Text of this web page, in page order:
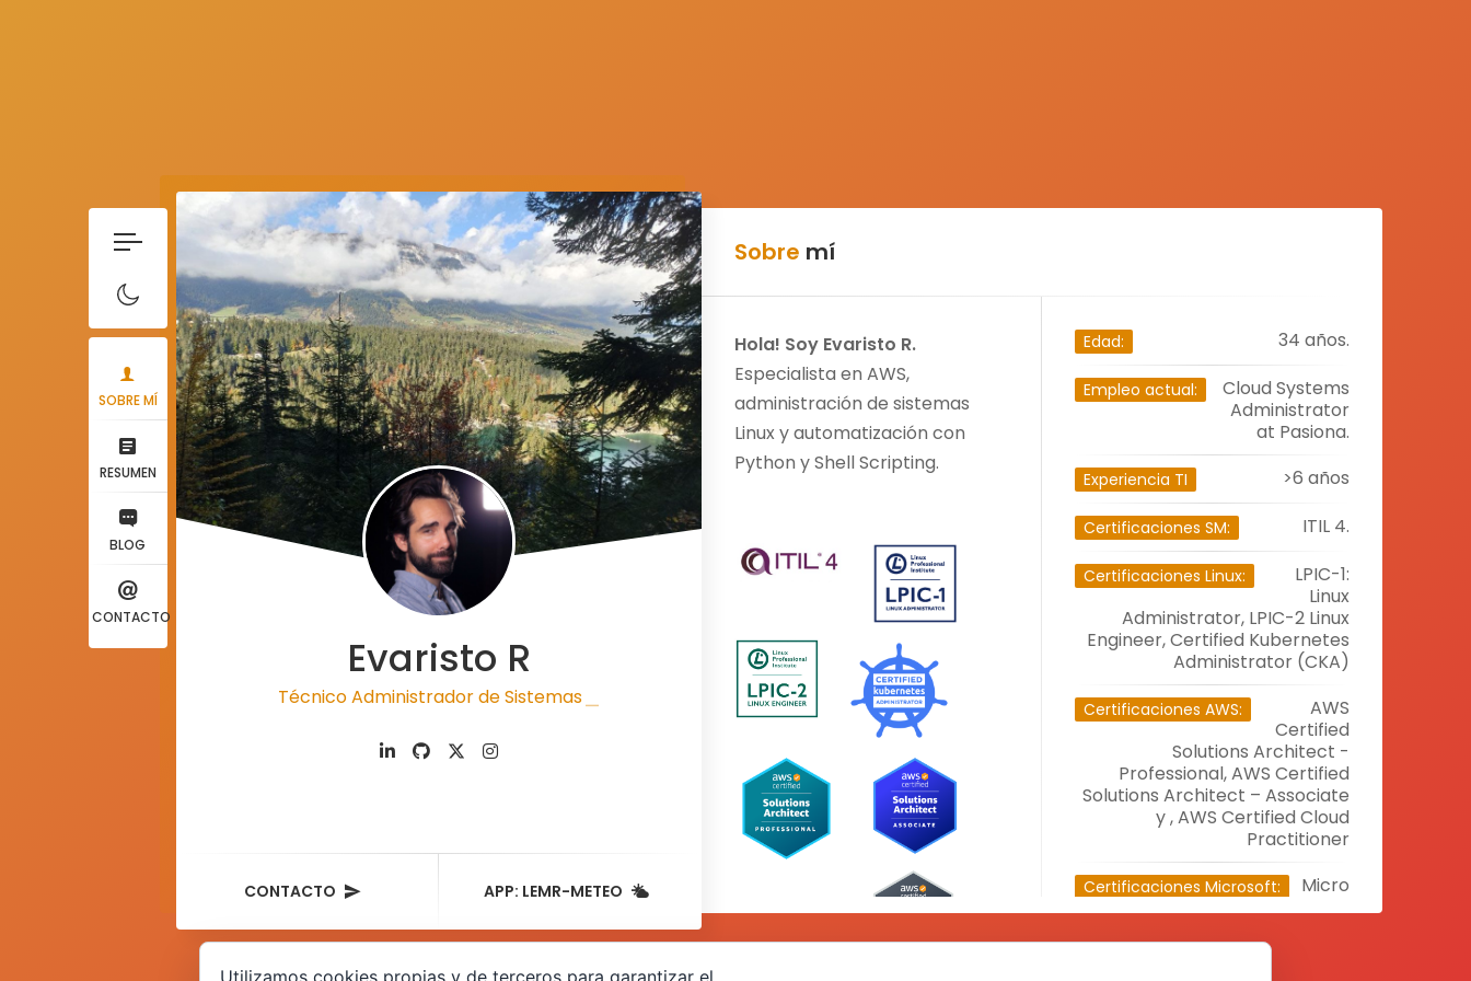
SOBRE MÍ
RESUMEN
BLOG
CONTACTO
Evaristo R
Técnico Administrador de Sistemas |
CONTACTO APP: LEMR-METEO
Sobre mí
Hola! Soy Evaristo R.
Especialista en AWS,
administración de sistemas
Linux y automatización con
Python y Shell Scripting.
Edad: 34 años.
Empleo actual:
Cloud Systems
Administrator
at Pasiona.
Experiencia TI >6 años
Certificaciones SM: ITIL 4.
Certificaciones Linux:
LPIC-1:
Linux
Administrator, LPIC-2 Linux
Engineer, Certified Kubernetes
Administrator (CKA)
Certificaciones AWS:
AWS
Certified
Solutions Architect -
Professional, AWS Certified
Solutions Architect – Associate
y , AWS Certified Cloud
Practitioner
Certificaciones Microsoft:
Micro
soft
Associate AZ-104, Microsoft
Utilizamos cookies propias y de terceros para garantizar el